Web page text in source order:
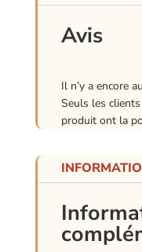
Avis
Il n’y a encore
Seuls les
produit ont la